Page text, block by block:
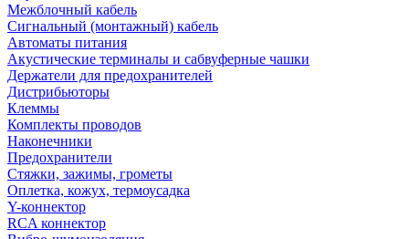
Межблочный кабель
Сигнальный (монтажный) кабель
Автоматы питания
Акустические терминалы и сабвуферные чашки
Держатели для предохранителей
Дистрибьюторы
Клеммы
Комплекты проводов
Наконечники
Предохранители
Стяжки, зажимы, грометы
Оплетка, кожух, термоусадка
Y-коннектор
RCA коннектор